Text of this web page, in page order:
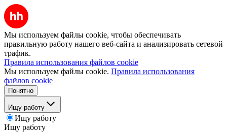
Мы используем файлы cookie, чтобы обеспечивать
правильную работу нашего веб-сайта и анализировать сетевой
трафик.
Правила использования файлов cookie
Мы используем файлы cookie. Правила использования
файлов cookie
Понятно
Ищу работу
Ищу работу
Ищу работу